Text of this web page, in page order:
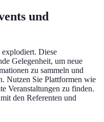
und
Diese
Gelegenheit, um neue
zu sammeln und
Nutzen Sie Plattformen wie
Veranstaltungen zu finden.
den Referenten und